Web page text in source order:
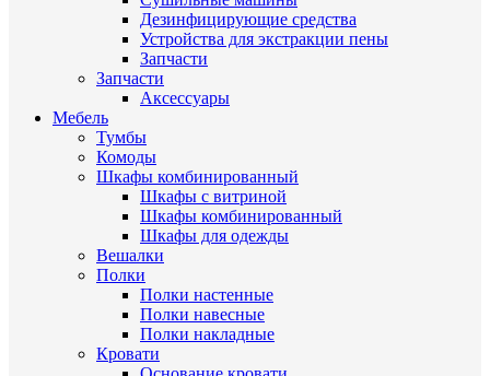
Дезинфицирующие средства
Устройства для экстракции пены
Запчасти
Запчасти
Аксессуары
Мебель
Тумбы
Комоды
Шкафы комбинированный
Шкафы с витриной
Шкафы комбинированный
Шкафы для одежды
Вешалки
Полки
Полки настенные
Полки навесные
Полки накладные
Кровати